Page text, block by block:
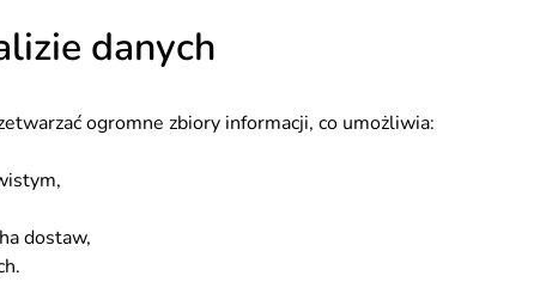
danych
ogromne zbiory informacji, co umożliwia:
dostaw,